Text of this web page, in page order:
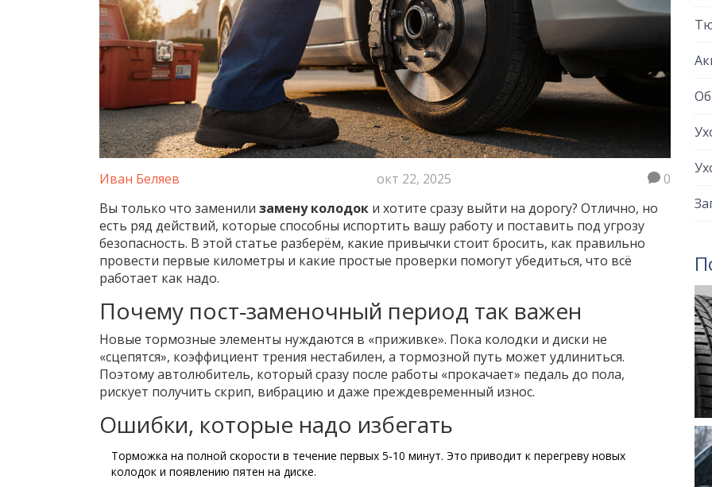
Иван Беляев окт 22, 2025
0
Вы только что заменили замену колодоки хотите сразу выйти на дорогу? Отлично, но
есть ряд действий, которые способны испортить вашу работу и поставить под угрозу
безопасность. В этой статье разберём, какие привычки стоит бросить, как правильно
провести первые километры и какие простые проверки помогут убедиться, что всё
работает как надо.
Почему пост‑заменочный период так важен
Новые тормозные элементы нуждаются в «приживке». Пока колодки и диски не
«сцепятся», коэффициент трения нестабилен, а тормозной путь может удлиниться.
Поэтому автолюбитель, который сразу после работы «прокачает» педаль до пола,
рискует получить скрип, вибрацию и даже преждевременный износ.
Ошибки, которые надо избегать
Торможка на полной скорости в течение первых 5‑10 минут. Это приводит к перегреву новых
колодок и появлению пятен на диске.